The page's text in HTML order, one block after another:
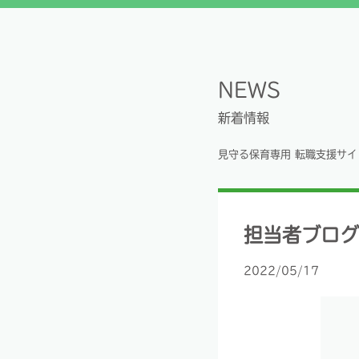
NEWS
新着情報
見守る保育専用 転職支援サイ
担当者ブロ
2022/05/17